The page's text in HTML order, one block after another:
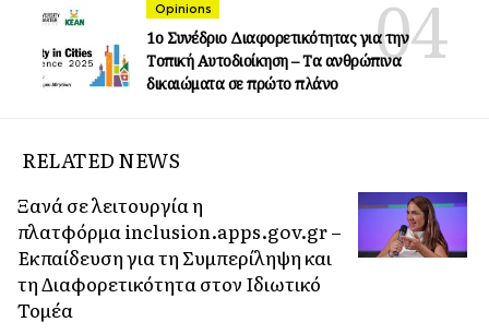
Opinions
1ο Συνέδριο Διαφορετικότητας για την
Τοπική Αυτοδιοίκηση – Τα ανθρώπινα
δικαιώματα σε πρώτο πλάνο
RELATED NEWS
Ξανά σε λειτουργία η
πλατφόρμα inclusion.apps.gov.gr –
Εκπαίδευση για τη Συμπερίληψη και
τη Διαφορετικότητα στον Ιδιωτικό
Τομέα